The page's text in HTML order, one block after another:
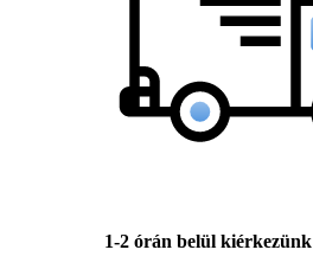
1-2 órán belül kiérkezünk